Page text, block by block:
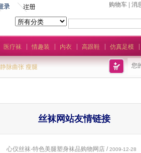
购物车| 消
医疗袜 情趣装 内衣 高跟鞋 仿真足模
静脉曲张 瘦腿 您
丝袜网站友情链接
心仪丝袜-特色美腿塑身袜品购物网店 / 2009-12-28